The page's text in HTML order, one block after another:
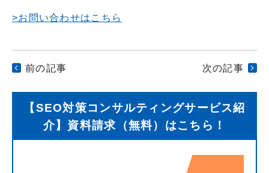
>お問い合わせはこちら
前の記事 次の記事
【SEO対策コンサルティングサービス紹
介】資料請求（無料）はこちら！